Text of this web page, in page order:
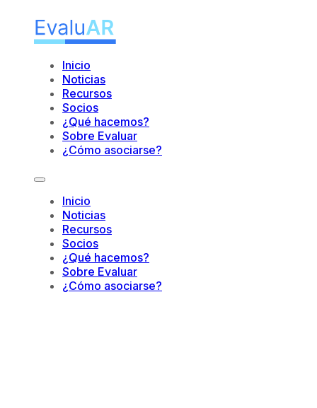
Inicio
Noticias
Recursos
Socios
¿Qué hacemos?
Sobre Evaluar
¿Cómo asociarse?
Inicio
Noticias
Recursos
Socios
¿Qué hacemos?
Sobre Evaluar
¿Cómo asociarse?